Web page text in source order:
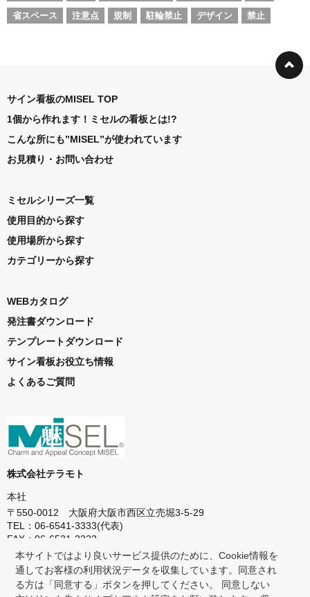
省スペース 注意点 規制 駐輪禁止 デザイン 禁止
本サイトではより良いサービス提供のために、Cookie情報を
通してお客様の利用状況データを収集しています。同意され
る方は「同意する」ボタンを押してください。 同意しない
サイン看板のMISEL TOP
1個から作れます！ミセルの看板とは!?
こんな所にも”MISEL”が使われています
お見積り・お問い合わせ
ミセルシリーズ一覧
使用目的から探す
使用場所から探す
カテゴリーから探す
WEBカタログ
発注書ダウンロード
テンプレートダウンロード
サイン看板お役立ち情報
よくあるご質問
株式会社テラモト
本社
〒550-0012 大阪府大阪市西区立売堀3-5-29
TEL：06-6541-3333(代表)
FAX：06-6531-2323
東京本社
〒272-0142 千葉県市川市欠真間1-8-23